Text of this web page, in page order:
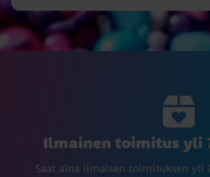
Ilmainen toimitus yli
Saat aina ilmaisen toimituksen yli